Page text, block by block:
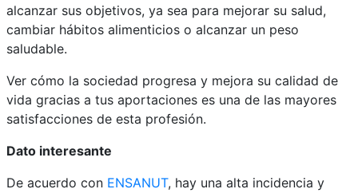
alcanzar sus objetivos, ya sea para mejorar su salud,
cambiar hábitos alimenticios o alcanzar un peso
saludable.
Ver cómo la sociedad progresa y mejora su calidad de
vida gracias a tus aportaciones es una de las mayores
satisfacciones de esta profesión.
Dato interesante
De acuerdo con ENSANUT, hay una alta incidencia y